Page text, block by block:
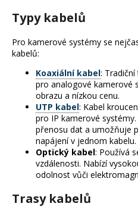
Typy kabelů
Pro kamerové systémy se
kabelů:
Koaxiální kabel:
pro analogové kamerové
obrazu a nízkou cenu.
UTP kabel: Kabel
pro IP kamerové
přenosu dat a umožňuje
napájení v jednom kabelu.
Optický kabel: Používá
vzdálenosti. Nabízí
odolnost vůči
Trasy kabelů